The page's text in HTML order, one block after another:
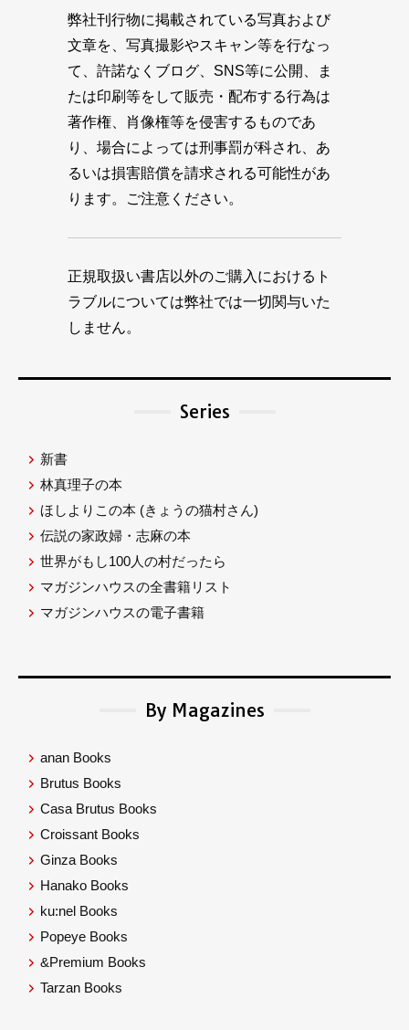
弊社刊行物に掲載されている写真および
文章を、写真撮影やスキャン等を行なっ
て、許諾なくブログ、SNS等に公開、ま
たは印刷等をして販売・配布する行為は
著作権、肖像権等を侵害するものであ
り、場合によっては刑事罰が科され、あ
るいは損害賠償を請求される可能性があ
ります。ご注意ください。
正規取扱い書店以外のご購入におけるト
ラブルについては弊社では一切関与いた
しません。
Series
新書
林真理子の本
ほしよりこの本 (きょうの猫村さん)
伝説の家政婦・志麻の本
世界がもし100人の村だったら
マガジンハウスの全書籍リスト
マガジンハウスの電子書籍
By Magazines
anan Books
Brutus Books
Casa Brutus Books
Croissant Books
Ginza Books
Hanako Books
ku:nel Books
Popeye Books
&Premium Books
Tarzan Books